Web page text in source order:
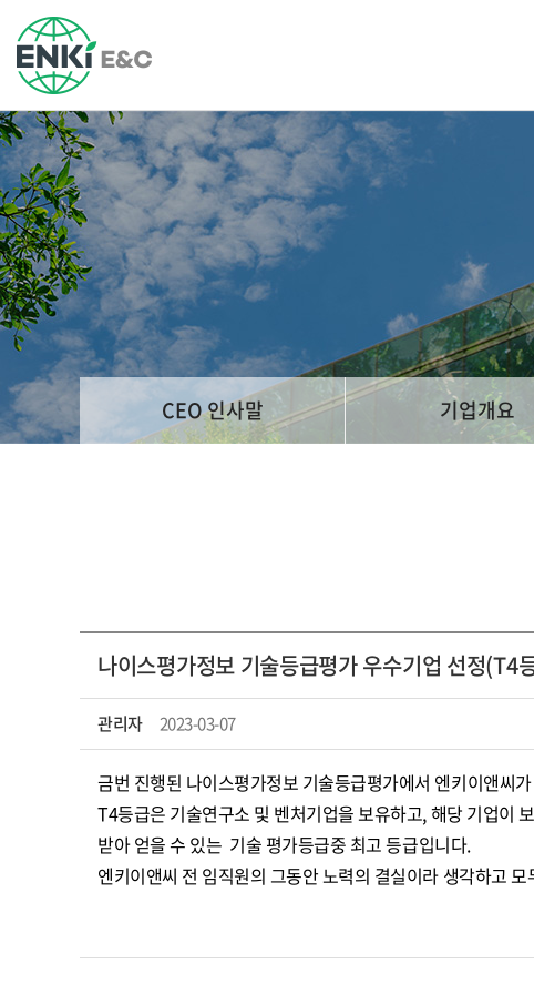
CEO 인사말 기업개요
나이스평가정보 기술등급평가 우수기업 선정(T4
관리자 2023-03-07
금번 진행된 나이스평가정보 기술등급평가에서 엔키이앤씨
T4등급은 기술연구소 및 벤처기업을 보유하고, 해당 기업이
받아 얻을 수 있는 기술 평가등급중 최고 등급입니다.
엔키이앤씨 전 임직원의 그동안 노력의 결실이라 생각하고